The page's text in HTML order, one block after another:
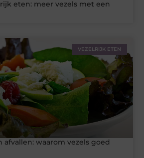
eten: meer vezels met een
VEZELRIJK ETEN
afvallen: waarom vezels goed